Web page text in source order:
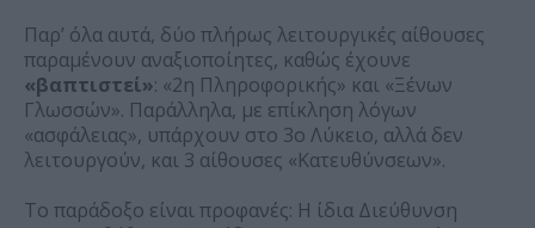
Παρ’ όλα αυτά, δύο πλήρως λειτουργικές αίθουσες
παραμένουν αναξιοποίητες, καθώς έχουνε
«βαπτιστεί»: «2η Πληροφορικής» και «Ξένων
Γλωσσών». Παράλληλα, με επίκληση λόγων
«ασφάλειας», υπάρχουν στο 3ο Λύκειο, αλλά δεν
λειτουργούν, και 3 αίθουσες «Κατευθύνσεων».
Το παράδοξο είναι προφανές: Η ίδια Διεύθυνση